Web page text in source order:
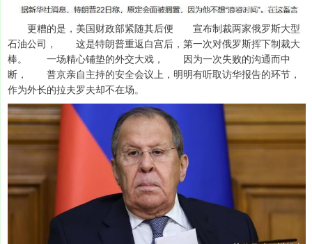
更糟的是，美国财政部紧随其后便 宣布制裁两家俄罗斯大型
石油公司， 这是特朗普重返白宫后，第一次对俄罗斯挥下制裁大
棒。 一场精心铺垫的外交大戏， 因为一次失败的沟通而中
断， 普京亲自主持的安全会议上，明明有听取访华报告的环节，
作为外长的拉夫罗夫却不在场。